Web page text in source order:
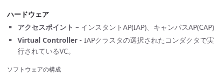
ハードウェア
アクセスポイント – インスタントAP(IAP)、キャンパスAP(CAP)
Virtual Controller - IAPクラスタの選択されたコンダクタで実
行されているVC。
ソフトウェアの構成